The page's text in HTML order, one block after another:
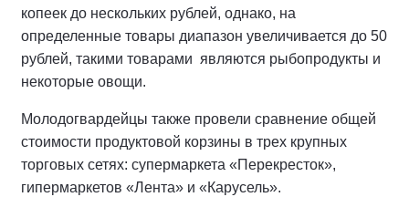
копеек до нескольких рублей, однако, на
определенные товары диапазон увеличивается до 50
рублей, такими товарами являются рыбопродукты и
некоторые овощи.
Молодогвардейцы также провели сравнение общей
стоимости продуктовой корзины в трех крупных
торговых сетях: супермаркета «Перекресток»,
гипермаркетов «Лента» и «Карусель».